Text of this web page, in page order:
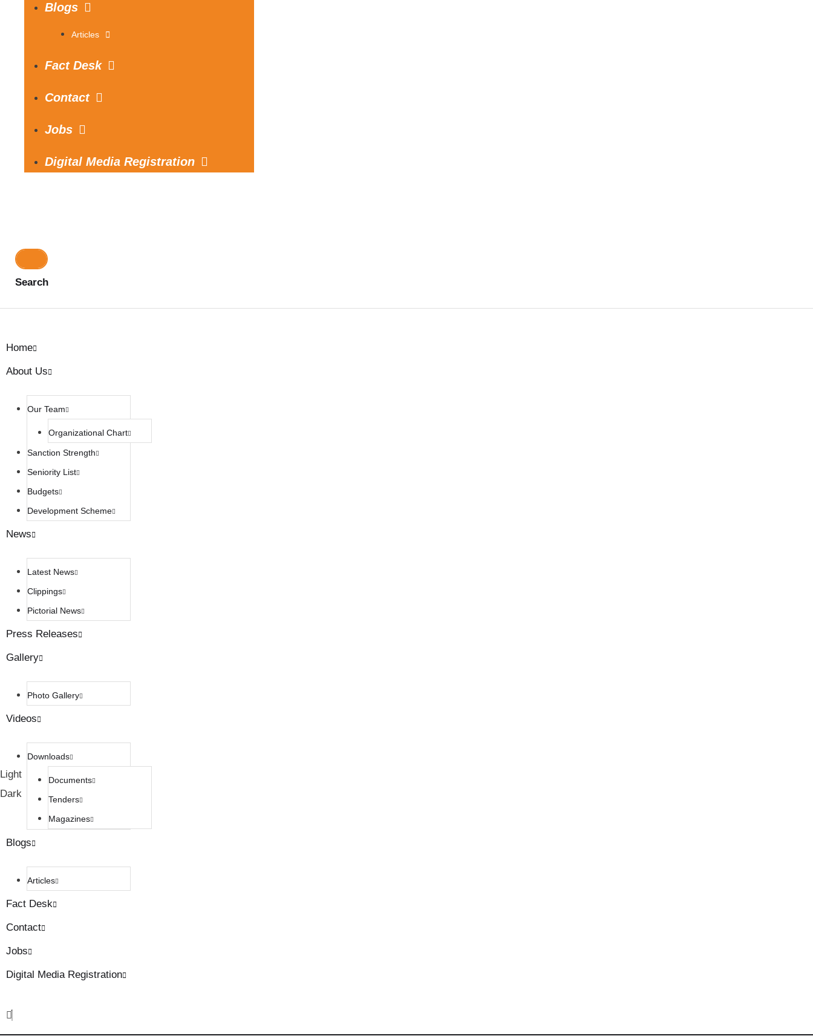
Blogs
Articles
Fact Desk
Contact
Jobs
Digital Media Registration
Search
Light
Dark
Home
About Us
Our Team
Organizational Chart
Sanction Strength
Seniority List
Budgets
Development Scheme
News
Latest News
Clippings
Pictorial News
Press Releases
Gallery
Photo Gallery
Videos
Downloads
Documents
Tenders
Magazines
Blogs
Articles
Fact Desk
Contact
Jobs
Digital Media Registration